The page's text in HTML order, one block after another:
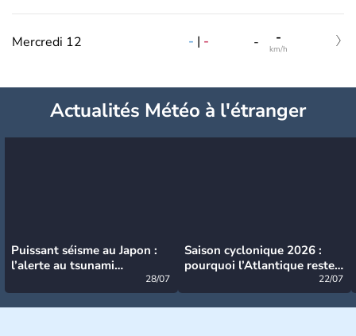
Mercredi 12 - | - - -
km/h
Actualités Météo à l'étranger
Puissant séisme au Japon :
l’alerte au tsunami
28/07
Saison cyclonique 2026 :
pourquoi l’Atlantique reste
22/07